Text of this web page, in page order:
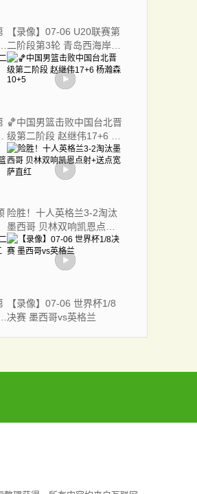
【录像】07-06 U20联赛第
二阶段第3轮 青岛西海岸
U20 VS 武汉三镇U20
🏀中国男篮击败中国台北晋
级第二阶段 赵继伟17+6 杨
瀚森10+5
险胜！十人英格兰3-2淘汰
墨西哥 贝林双响凯恩点射
+送点宽萨直红
【录像】07-06 世界杯1/8
决赛 墨西哥vs英格兰